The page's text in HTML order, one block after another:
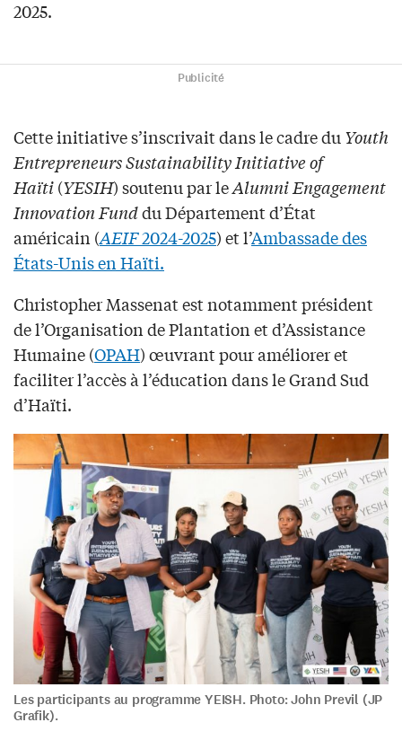
2025.
Publicité
Cette initiative s’inscrivait dans le cadre du Youth
Entrepreneurs Sustainability Initiative of
Haïti(YESIH) soutenu par leAlumni Engagement
Innovation Funddu Département d’État
américain (AEIF2024-2025) et l’Ambassade des
États-Unis en Haïti.
Christopher Massenat est notamment président
de l’Organisation de Plantation et d’Assistance
Humaine (OPAH) œuvrant pour améliorer et
faciliter l’accès à l’éducation dans le Grand Sud
d’Haïti.
Les participants au programme YEISH. Photo: John Previl (JP
Grafik).